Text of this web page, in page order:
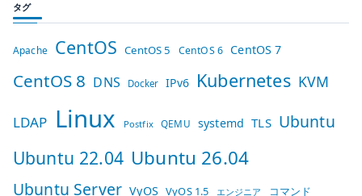
タグ
Apache CentOS CentOS 5 CentOS 6 CentOS 7
CentOS 8 DNS Docker IPv6 Kubernetes KVM
LDAP Linux Postfix QEMU systemd TLS Ubuntu
Ubuntu 22.04 Ubuntu 26.04
Ubuntu Server VyOS VyOS 1.5 エンジニア コマンド